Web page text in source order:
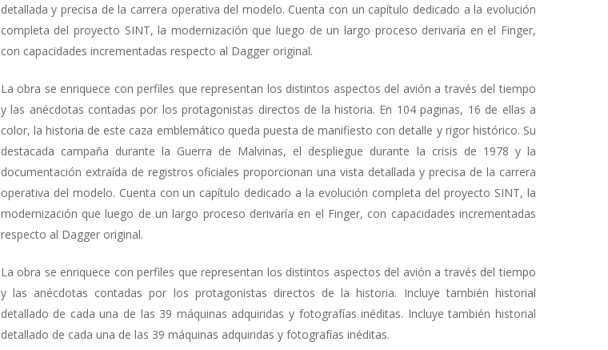
detallada y precisa de la carrera operativa del modelo. Cuenta con un capítulo dedicado a la evolución
completa del proyecto SINT, la modernización que luego de un largo proceso derivaría en el Finger,
con capacidades incrementadas respecto al Dagger original.
La obra se enriquece con perfiles que representan los distintos aspectos del avión a través del tiempo
y las anécdotas contadas por los protagonistas directos de la historia. En 104 paginas, 16 de ellas a
color, la historia de este caza emblemático queda puesta de manifiesto con detalle y rigor histórico. Su
destacada campaña durante la Guerra de Malvinas, el despliegue durante la crisis de 1978 y la
documentación extraí­da de registros oficiales proporcionan una vista detallada y precisa de la carrera
operativa del modelo. Cuenta con un capítulo dedicado a la evolución completa del proyecto SINT, la
modernización que luego de un largo proceso derivarí­a en el Finger, con capacidades incrementadas
respecto al Dagger original.
La obra se enriquece con perfiles que representan los distintos aspectos del avión a través del tiempo
y las anécdotas contadas por los protagonistas directos de la historia. Incluye también historial
detallado de cada una de las 39 máquinas adquiridas y fotografí­as inéditas. Incluye también historial
detallado de cada una de las 39 máquinas adquiridas y fotografías inéditas.